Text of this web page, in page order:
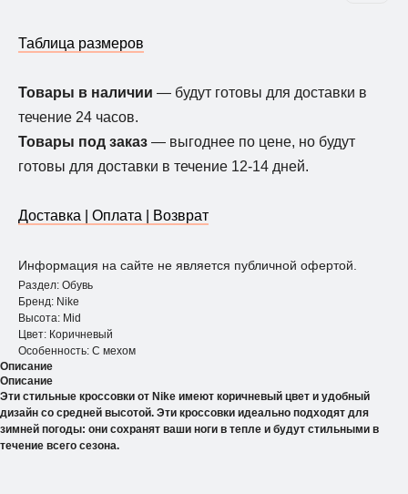
Таблица размеров
Товары в наличии — будут готовы для доставки в
течение 24 часов.
Товары под заказ — выгоднее по цене, но будут
готовы для доставки в течение 12-14 дней.
Доставка | Оплата | Возврат
Информация на сайте не является публичной офертой.
Раздел: Обувь
Бренд: Nike
Высота: Mid
Цвет: Коричневый
Особенность: С мехом
Описание
Описание
Эти стильные кроссовки от Nike имеют коричневый цвет и удобный
дизайн со средней высотой. Эти кроссовки идеально подходят для
зимней погоды: они сохранят ваши ноги в тепле и будут стильными в
течение всего сезона.